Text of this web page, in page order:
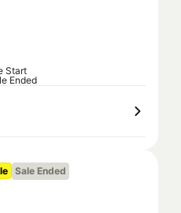
Start
Ended
Sale Ended